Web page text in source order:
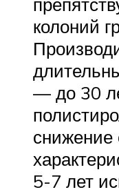
колоний
— до 30
снижение
5-7 лет